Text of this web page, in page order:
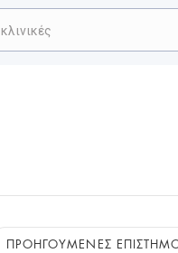
ΠΡΟΗΓΟΥΜΕΝΕΣ